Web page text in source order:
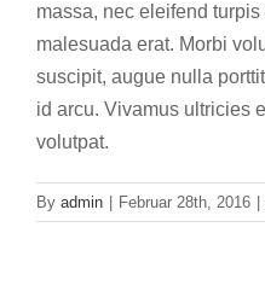
massa, nec eleifend
malesuada erat. Morbi
suscipit, augue nulla
id arcu. Vivamus ultricies
volutpat.
By admin Februar 28th, 2016